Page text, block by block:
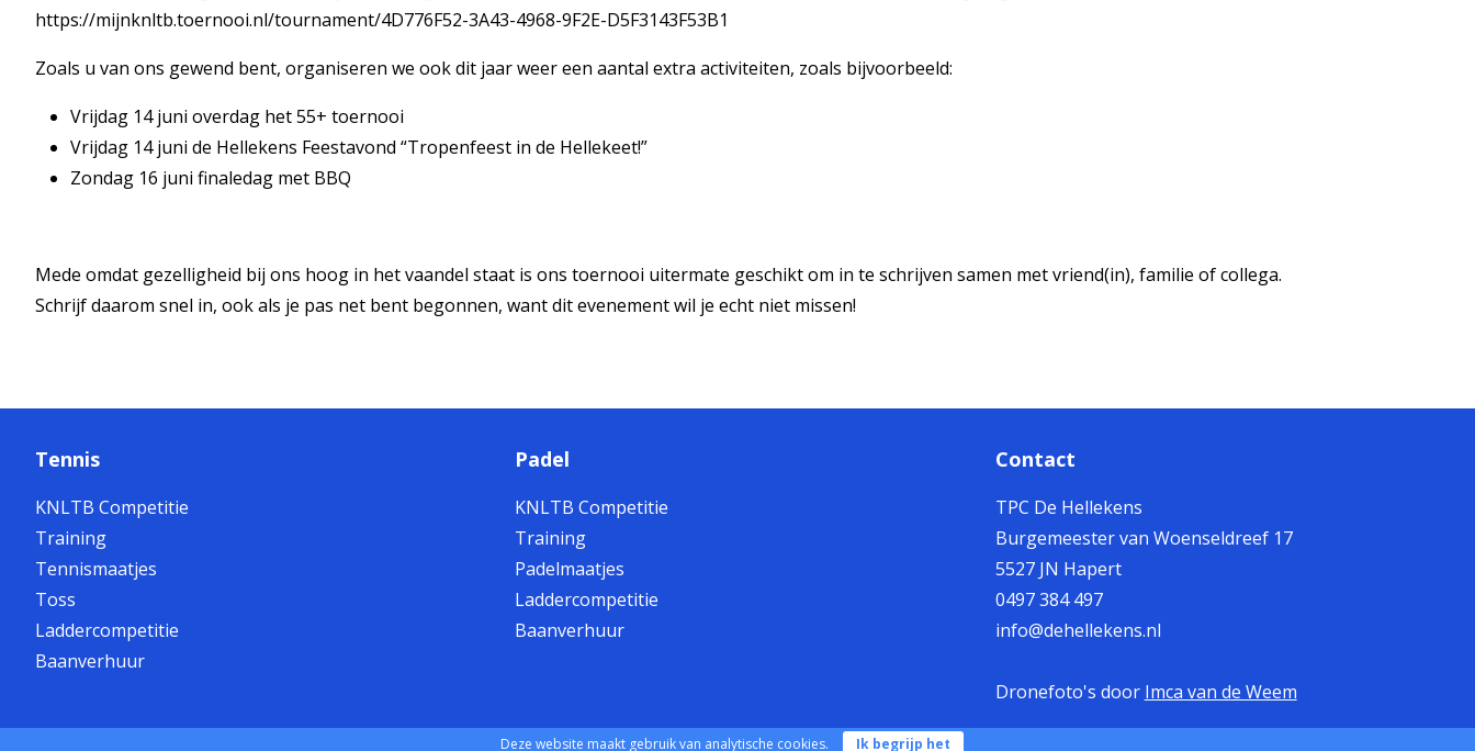
https://mijnknltb.toernooi.nl/tournament/4D776F52-3A43-4968-9F2E-D5F3143F53B1
Zoals u van ons gewend bent, organiseren we ook dit jaar weer een aantal extra activiteiten, zoals bijvoorbeeld:
Vrijdag 14 juni overdag het 55+ toernooi
Vrijdag 14 juni de Hellekens Feestavond “Tropenfeest in de Hellekeet!”
Zondag 16 juni finaledag met BBQ
Mede omdat gezelligheid bij ons hoog in het vaandel staat is ons toernooi uitermate geschikt om in te schrijven samen met vriend(in), familie of collega.
Schrijf daarom snel in, ook als je pas net bent begonnen, want dit evenement wil je echt niet missen!
Tennis
KNLTB Competitie
Training
Tennismaatjes
Toss
Laddercompetitie
Baanverhuur
Padel
KNLTB Competitie
Training
Padelmaatjes
Laddercompetitie
Baanverhuur
Contact
TPC De Hellekens
Burgemeester van Woenseldreef 17
5527 JN Hapert
0497 384 497
info@dehellekens.nl
Dronefoto's door Imca van de Weem
Deze website maakt gebruik van analytische cookies. Ik begrijp het